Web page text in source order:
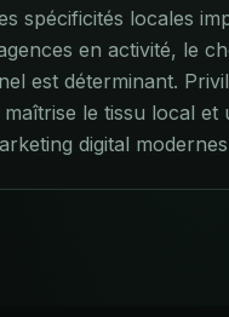
spécificités locales
en activité, le
est déterminant.
le tissu local et
digital